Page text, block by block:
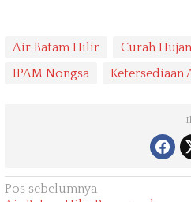
Air Batam Hilir Curah
IPAM Nongsa
Ketersediaan
N
Pos sebelumnya